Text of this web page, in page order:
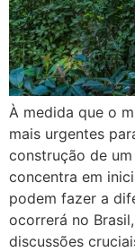
À medida que o
mais urgentes
construção de
concentra em
podem fazer a
ocorrerá no
discussões